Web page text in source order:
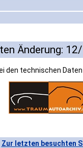
Änderung:
den technischen
Zur letzten besuchten